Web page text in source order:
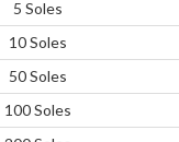
5 Soles
10 Soles
50 Soles
100 Soles